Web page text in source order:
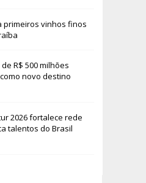
primeiros vinhos finos
R$ 500 milhões
novo destino
2026 fortalece rede
talentos do Brasil